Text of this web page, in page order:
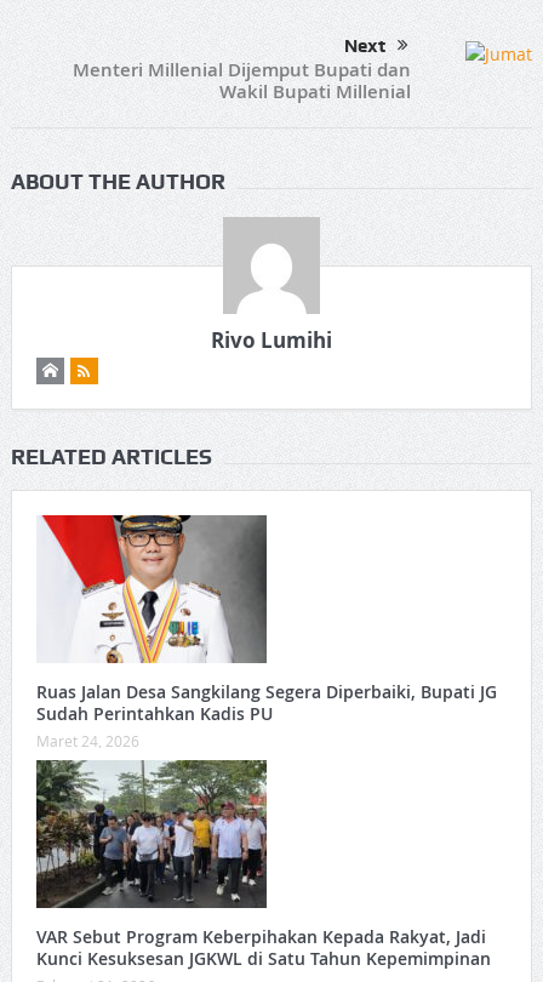
Next
Menteri Millenial Dijemput Bupati dan
Wakil Bupati Millenial
ABOUT THE AUTHOR
Rivo Lumihi
RELATED ARTICLES
Ruas Jalan Desa Sangkilang Segera Diperbaiki, Bupati JG
Sudah Perintahkan Kadis PU
Maret 24, 2026
VAR Sebut Program Keberpihakan Kepada Rakyat, Jadi
Kunci Kesuksesan JGKWL di Satu Tahun Kepemimpinan